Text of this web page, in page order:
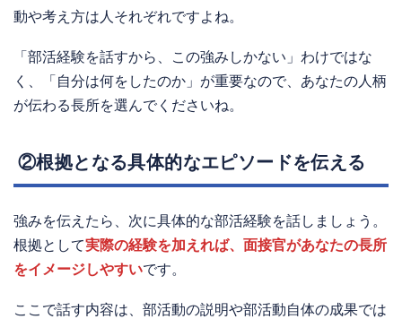
動や考え方は人それぞれですよね。
「部活経験を話すから、この強みしかない」わけではな
く、「自分は何をしたのか」が重要なので、あなたの人柄
が伝わる長所を選んでくださいね。
②根拠となる具体的なエピソードを伝える
強みを伝えたら、次に具体的な部活経験を話しましょう。
根拠として実際の経験を加えれば、面接官があなたの長所
をイメージしやすいです。
ここで話す内容は、部活動の説明や部活動自体の成果では